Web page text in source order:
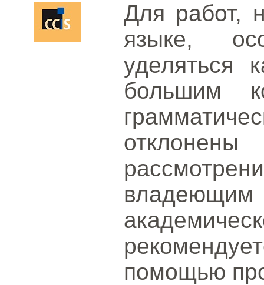
Для работ,
языке,
уделяться
большим
помощью